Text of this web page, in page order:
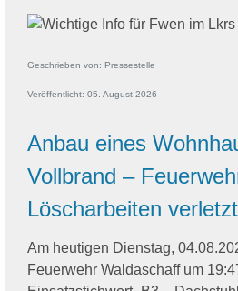
Geschrieben von: Pressestelle
Veröffentlicht: 05. August 2026
Anbau eines
Vollbrand –
Löscharbeiten verletzt
Am heutigen Dienstag,
Feuerwehr Waldaschaff um